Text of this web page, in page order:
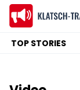
TOP STORIES